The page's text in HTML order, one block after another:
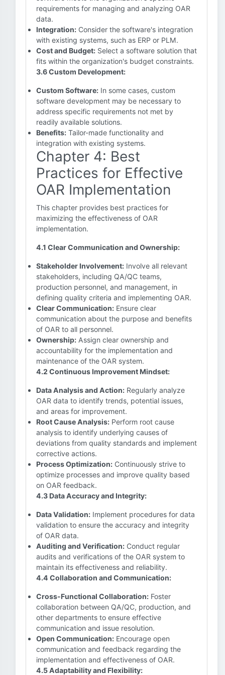
requirements for managing and analyzing OAR
data.
Integration: Consider the software's integration
with existing systems, such as ERP or PLM.
Cost and Budget: Select a software solution that
fits within the organization's budget constraints.
3.6 Custom Development:
Custom Software: In some cases, custom
software development may be necessary to
address specific requirements not met by
readily available solutions.
Benefits: Tailor-made functionality and
integration with existing systems.
Chapter 4: Best
Practices for Effective
OAR Implementation
This chapter provides best practices for
maximizing the effectiveness of OAR
implementation.
4.1 Clear Communication and Ownership:
Stakeholder Involvement: Involve all relevant
stakeholders, including QA/QC teams,
production personnel, and management, in
defining quality criteria and implementing OAR.
Clear Communication: Ensure clear
communication about the purpose and benefits
of OAR to all personnel.
Ownership: Assign clear ownership and
accountability for the implementation and
maintenance of the OAR system.
4.2 Continuous Improvement Mindset:
Data Analysis and Action: Regularly analyze
OAR data to identify trends, potential issues,
and areas for improvement.
Root Cause Analysis: Perform root cause
analysis to identify underlying causes of
deviations from quality standards and implement
corrective actions.
Process Optimization: Continuously strive to
optimize processes and improve quality based
on OAR feedback.
4.3 Data Accuracy and Integrity:
Data Validation: Implement procedures for data
validation to ensure the accuracy and integrity
of OAR data.
Auditing and Verification: Conduct regular
audits and verifications of the OAR system to
maintain its effectiveness and reliability.
4.4 Collaboration and Communication:
Cross-Functional Collaboration: Foster
collaboration between QA/QC, production, and
other departments to ensure effective
communication and issue resolution.
Open Communication: Encourage open
communication and feedback regarding the
implementation and effectiveness of OAR.
4.5 Adaptability and Flexibility: